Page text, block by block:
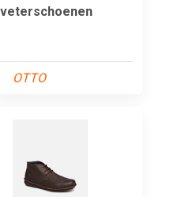
veterschoenen
OTTO